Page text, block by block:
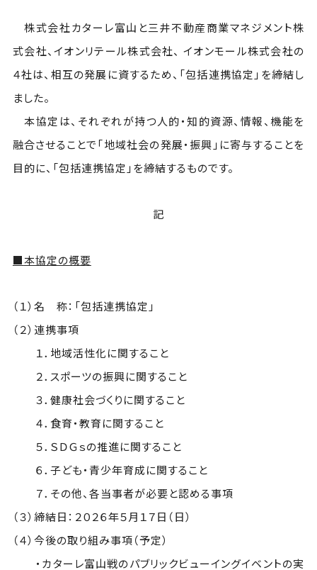
株式会社カターレ富山と三井不動産商業マネジメント株
式会社、イオンリテール株式会社、 イオンモール株式会社の
４社は、相互の発展に資するため、「包括連携協定」を締結し
ました。
本協定は、それぞれが持つ人的・知的資源、情報、機能を
融合させることで「地域社会の発展・振興」に寄与することを
目的に、「包括連携協定」を締結するものです。
記
■本協定の概要
（１）名 称：「包括連携協定」
（２）連携事項
１．地域活性化に関すること
２．スポーツの振興に関すること
３．健康社会づくりに関すること
４．食育・教育に関すること
５．ＳＤＧｓの推進に関すること
６．子ども・青少年育成に関すること
７．その他、各当事者が必要と認める事項
（３）締結日：２０２６年５月１７日（日）
（４）今後の取り組み事項（予定）
・カターレ富山戦のパブリックビューイングイベントの実